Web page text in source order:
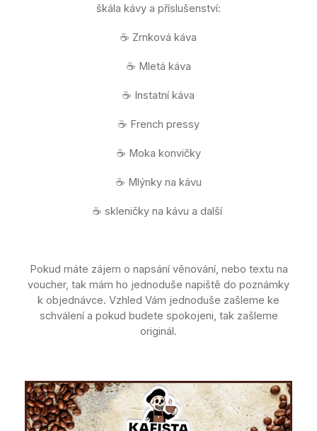
škála kávy a příslušenství:
☕ Zrnková káva
☕ Mletá káva
☕ Instatní káva
☕ French pressy
☕ Moka konvičky
☕ Mlýnky na kávu
☕ skleničky na kávu a další
Pokud máte zájem o napsání věnování, nebo textu na
voucher, tak mám ho jednoduše napiště do poznámky
k objednávce. Vzhled Vám jednoduše zašleme ke
schválení a pokud budete spokojeni, tak zašleme
originál.